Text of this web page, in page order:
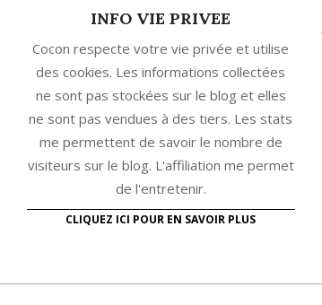
INFO VIE PRIVEE
Cocon respecte votre vie privée et utilise
des cookies. Les informations collectées
ne sont pas stockées sur le blog et elles
ne sont pas vendues à des tiers. Les stats
me permettent de savoir le nombre de
visiteurs sur le blog. L'affiliation me permet
de l'entretenir.
CLIQUEZ ICI POUR EN SAVOIR PLUS